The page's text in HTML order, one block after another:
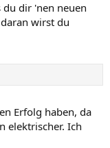
du dir 'nen neuen
wirst du
Erfolg haben, da
elektrischer. Ich